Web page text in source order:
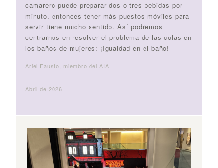
camarero puede preparar dos o tres bebidas por
minuto, entonces tener más puestos móviles para
servir tiene mucho sentido. Así podremos
centrarnos en resolver el problema de las colas en
los baños de mujeres: ¡Igualdad en el baño!
Ariel Fausto, miembro del AIA
Abril de 2026